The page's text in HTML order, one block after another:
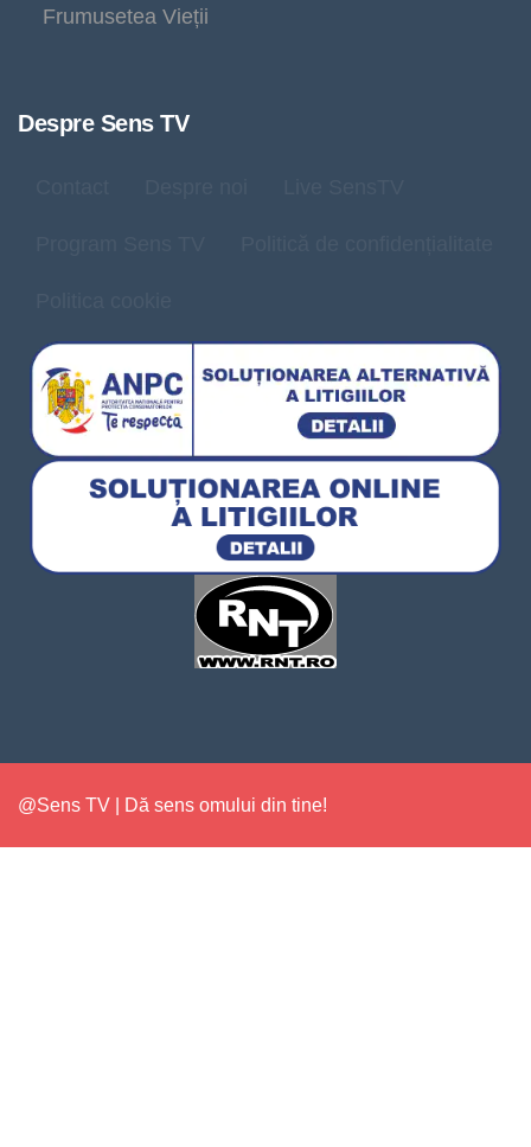
Frumusetea Vieții
Despre Sens TV
@Sens TV | Dă sens omului din tine!